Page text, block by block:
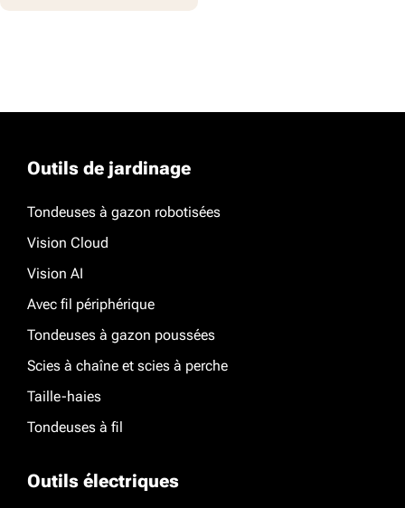
Outils de jardinage
Tondeuses à gazon robotisées
Vision Cloud
Vision AI
Avec fil périphérique
Tondeuses à gazon poussées
Scies à chaîne et scies à perche
Taille-haies
Tondeuses à fil
Outils électriques